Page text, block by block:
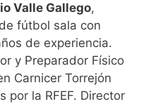
Valle Gallego,
fútbol sala con
de experiencia.
y Preparador Físico
Carnicer Torrejón
por la RFEF. Director